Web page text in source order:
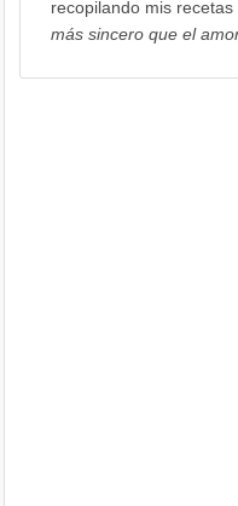
recopilando mis recetas
más sincero que el